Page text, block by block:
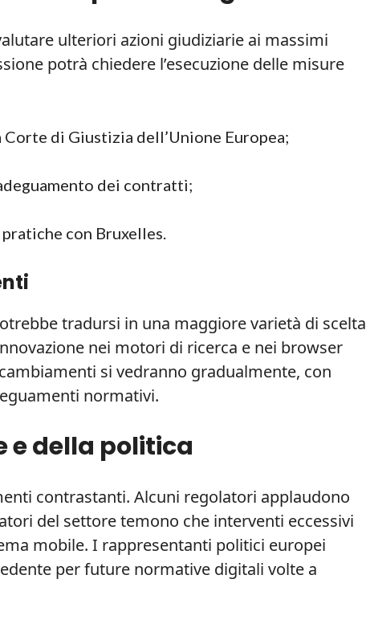
ulteriori azioni giudiziarie ai massimi
potrà chiedere l’esecuzione delle misure
di Giustizia dell’Unione Europea;
dei contratti;
con Bruxelles.
tradursi in una maggiore varietà di scelta
nei motori di ricerca e nei browser
si vedranno gradualmente, con
normativi.
e della politica
contrastanti. Alcuni regolatori applaudono
del settore temono che interventi eccessivi
mobile. I rappresentanti politici europei
per future normative digitali volte a